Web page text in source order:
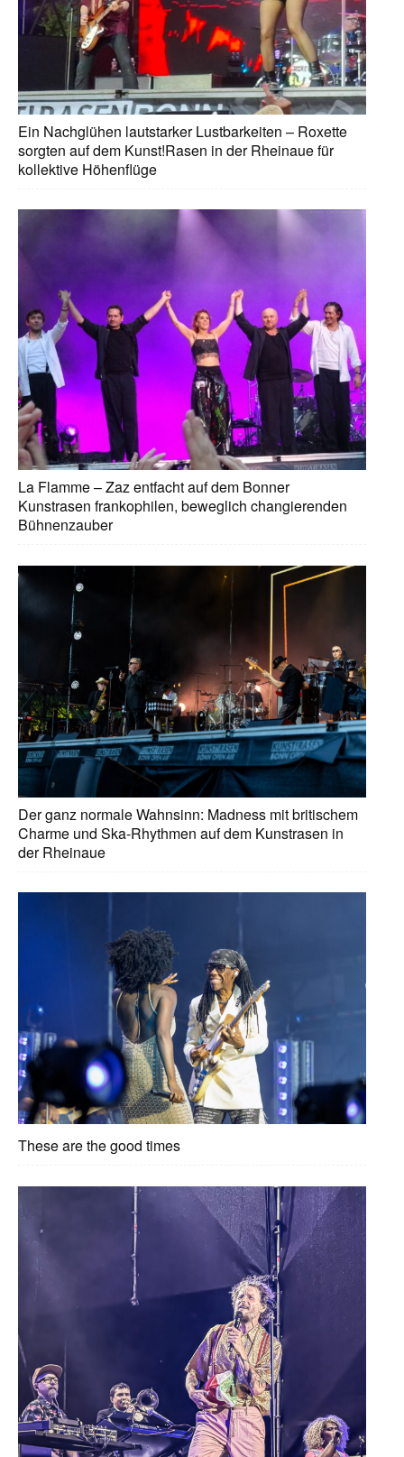
Ein Nachglühen lautstarker Lustbarkeiten – Roxette
sorgten auf dem Kunst!Rasen in der Rheinaue für
kollektive Höhenflüge
La Flamme – Zaz entfacht auf dem Bonner
Kunstrasen frankophilen, beweglich changierenden
Bühnenzauber
Der ganz normale Wahnsinn: Madness mit britischem
Charme und Ska-Rhythmen auf dem Kunstrasen in
der Rheinaue
These are the good times